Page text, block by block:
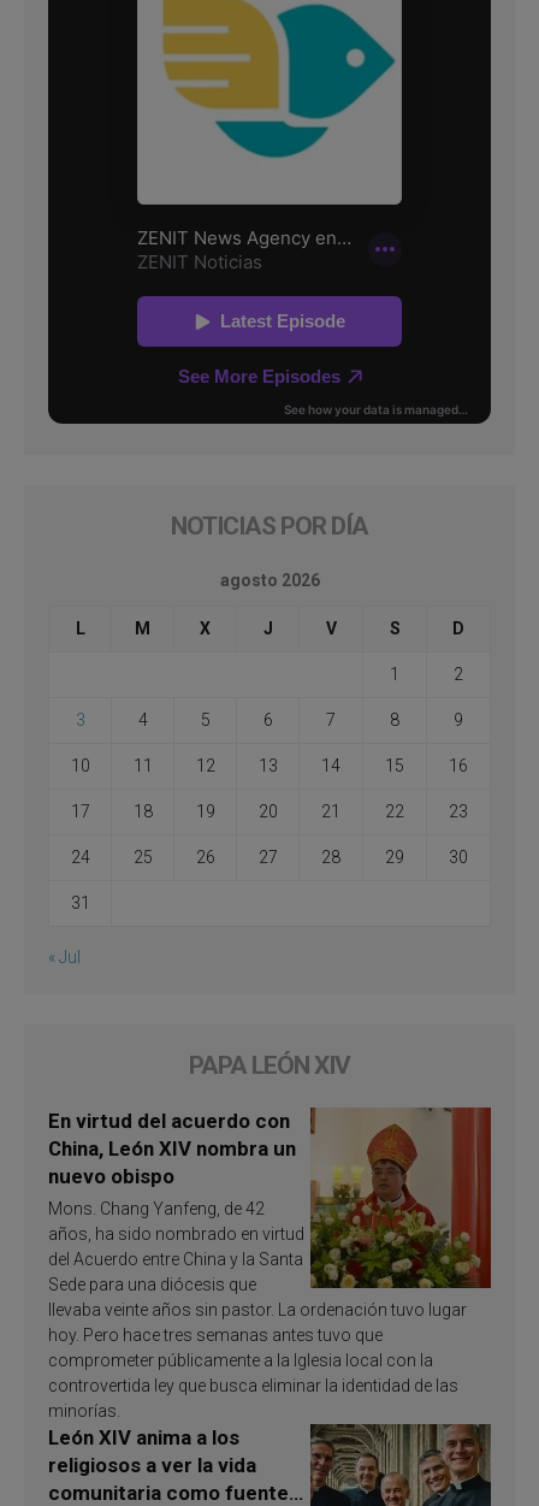
NOTICIAS POR DÍA
agosto 2026
L M X J V S D
1 2
3 4 5 6 7 8 9
10 11 12 13 14 15 16
17 18 19 20 21 22 23
24 25 26 27 28 29 30
31
« Jul
PAPA LEÓN XIV
En virtud del acuerdo con
China, León XIV nombra un
nuevo obispo
Mons. Chang Yanfeng, de 42
años, ha sido nombrado en virtud
del Acuerdo entre China y la Santa
Sede para una diócesis que
llevaba veinte años sin pastor. La ordenación tuvo lugar
hoy. Pero hace tres semanas antes tuvo que
comprometer públicamente a la Iglesia local con la
controvertida ley que busca eliminar la identidad de las
minorías.
León XIV anima a los
religiosos a ver la vida
comunitaria como fuente